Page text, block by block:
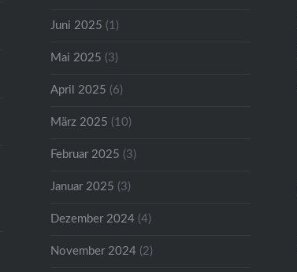
Juni 2025 (1)
Mai 2025 (3)
April 2025 (6)
März 2025 (10)
Februar 2025 (3)
Januar 2025 (3)
Dezember 2024 (4)
November 2024 (2)